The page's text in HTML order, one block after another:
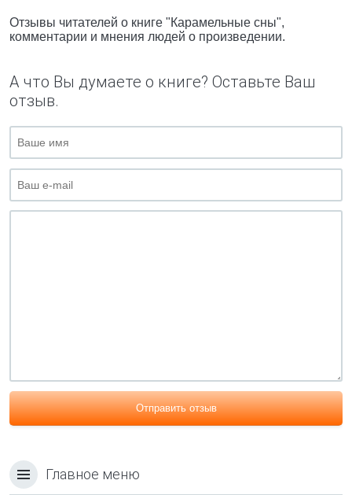
Отзывы читателей о книге "Карамельные сны",
комментарии и мнения людей о произведении.
А что Вы думаете о книге? Оставьте Ваш
отзыв.
Отправить отзыв
Главное меню